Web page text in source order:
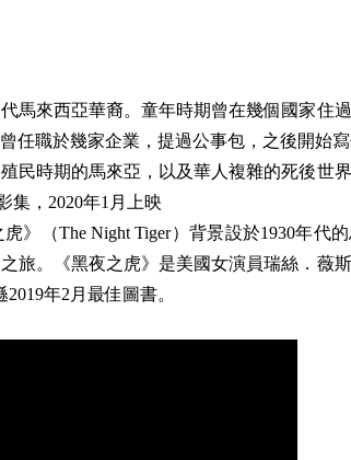
馬來西亞華裔。童年時期曾在幾個國家住
任職於幾家企業，提過公事包，之後開始寫
民時期的馬來亞，以及華人複雜的死後世
集，2020年1月上映
》（The Night Tiger）背景設於1930年代
旅。《黑夜之虎》是美國女演員瑞絲．薇
年2月最佳圖書。